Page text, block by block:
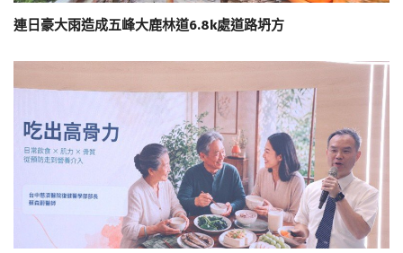
連日豪大雨造成五峰大鹿林道6.8k處道路坍方